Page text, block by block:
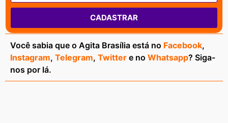
CADASTRAR
Você sabia que o Agita Brasília está no Facebook,
Instagram, Telegram, Twitter e no Whatsapp? Siga-
nos por lá.